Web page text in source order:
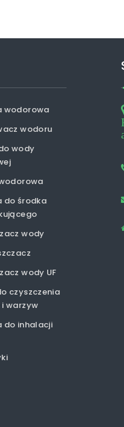
wodorowa
wodoru
wody
do środka
wody
wody UF
czyszczenia
warzyw
do inhalacji